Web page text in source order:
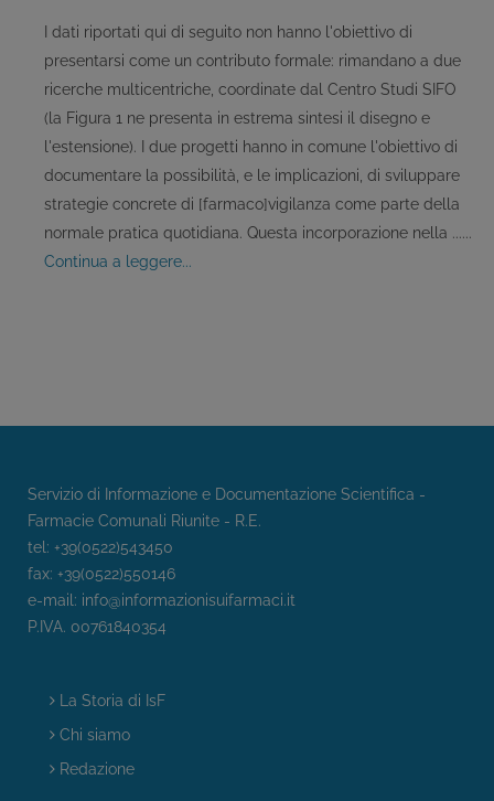
I dati riportati qui di seguito non hanno l'obiettivo di
presentarsi come un contributo formale: rimandano a due
ricerche multicentriche, coordinate dal Centro Studi SIFO
(la Figura 1 ne presenta in estrema sintesi il disegno e
l'estensione). I due progetti hanno in comune l'obiettivo di
documentare la possibilità, e le implicazioni, di sviluppare
strategie concrete di [farmaco]vigilanza come parte della
normale pratica quotidiana. Questa incorporazione nella ......
continua a leggere...
Servizio di Informazione e Documentazione Scientifica -
Farmacie Comunali Riunite - R.E.
tel: +39(0522)543450
fax: +39(0522)550146
e-mail: info@informazionisuifarmaci.it
P.IVA. 00761840354
La Storia di IsF
Chi siamo
Redazione